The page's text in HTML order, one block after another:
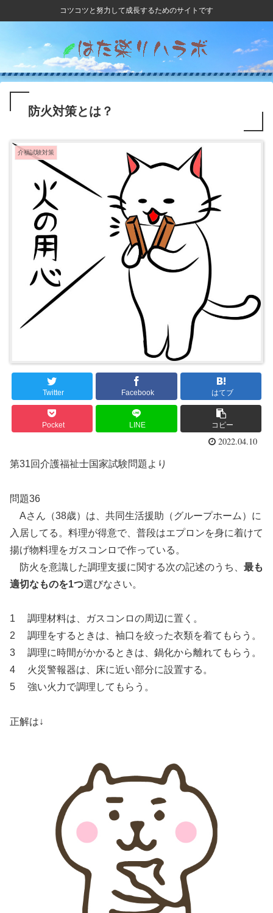
コツコツと努力して成長するためのサイトです
防火対策とは？
介福試験対策
Twitter Facebook はてブ
Pocket LINE コピー
2022.04.10
第31回介護福祉士国家試験問題より
問題36
Aさん（38歳）は、共同生活援助（グループホーム）に
入居してる。料理が得意で、普段はエプロンを身に着けて
揚げ物料理をガスコンロで作っている。
防火を意識した調理支援に関する次の記述のうち、 最も
適切なものを1つ選びなさい。
1 調理材料は、ガスコンロの周辺に置く。
2 調理をするときは、袖口を絞った衣類を着てもらう。
3 調理に時間がかかるときは、鍋化から離れてもらう。
4 火災警報器は、床に近い部分に設置する。
5 強い火力で調理してもらう。
正解は↓